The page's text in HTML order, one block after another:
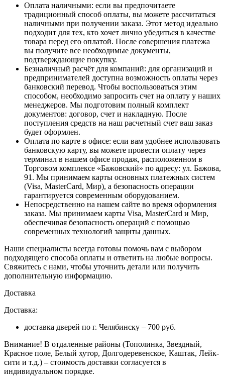
Оплата наличными: если вы предпочитаете
традиционный способ оплаты, вы можете рассчитаться
наличными при получении заказа. Этот метод идеально
подходит для тех, кто хочет лично убедиться в качестве
товара перед его оплатой. После совершения платежа
вы получите все необходимые документы,
подтверждающие покупку.
Безналичный расчёт для компаний: для организаций и
предпринимателей доступна возможность оплаты через
банковский перевод. Чтобы воспользоваться этим
способом, необходимо запросить счет на оплату у наших
менеджеров. Мы подготовим полный комплект
документов: договор, счет и накладную. После
поступления средств на наш расчетный счет ваш заказ
будет оформлен.
Оплата по карте в офисе: если вам удобнее использовать
банковскую карту, вы можете провести оплату через
терминал в нашем офисе продаж, расположенном в
Торговом комплексе «Бажовский» по адресу: ул. Бажова,
91. Мы принимаем карты основных платежных систем
(Visa, MasterCard, Мир), а безопасность операции
гарантируется современным оборудованием.
Непосредственно на нашем сайте во время оформления
заказа. Мы принимаем карты Visa, MasterCard и Мир,
обеспечивая безопасность операций с помощью
современных технологий защиты данных.
Наши специалисты всегда готовы помочь вам с выбором
подходящего способа оплаты и ответить на любые вопросы.
Свяжитесь с нами, чтобы уточнить детали или получить
дополнительную информацию.
Доставка
Доставка:
доставка дверей по г. Челябинску – 700 руб.
Внимание! В отдаленные районы (Тополинка, Звездный,
Красное поле, Белый хутор, Долгодеревенское, Каштак, Лейк-
сити и т.д.) – стоимость доставки согласуется в
индивидуальном порядке.